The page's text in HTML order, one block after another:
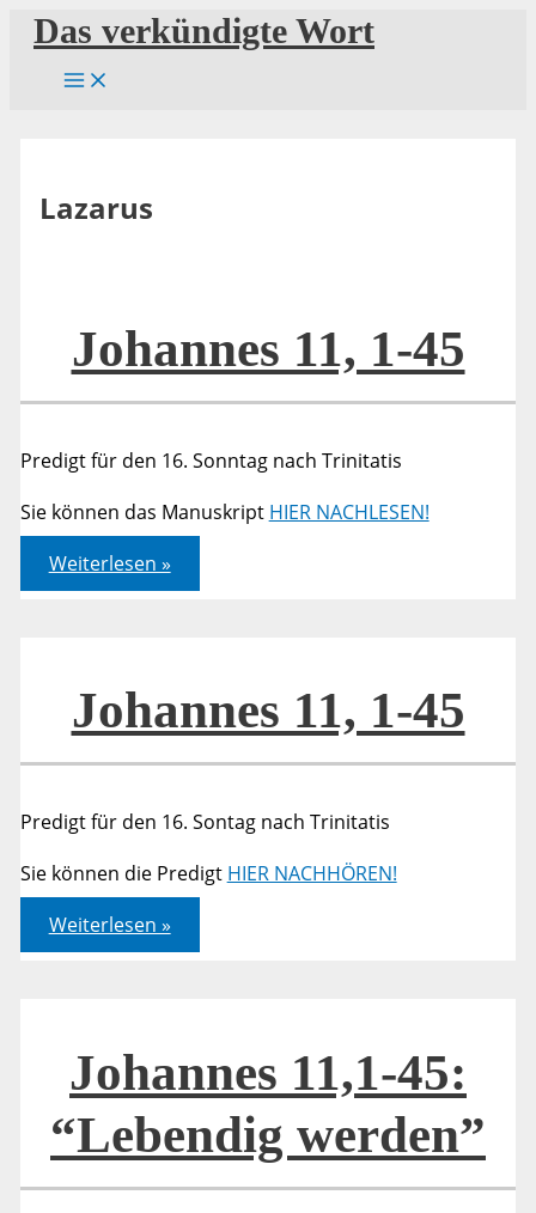
Zum
Inhalt
springen
Das verkündigte Wort
Lazarus
Johannes 11, 1-45
Predigt für den 16. Sonntag nach Trinitatis
Sie können das Manuskript HIER NACHLESEN!
Johannes
11,
1-
Weiterlesen »
Johannes 11, 1-45
Predigt für den 16. Sontag nach Trinitatis
Sie können die Predigt HIER NACHHÖREN!
Johannes
11,
1-
Weiterlesen »
Johannes 11,1-45:
“Lebendig werden”